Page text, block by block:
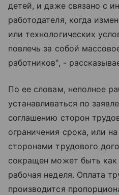
детей, и даже связано с
работодателя, когда
или технологических
повлечь за собой
работников", -
По ее словам, неполное
устанавливаться по
соглашению сторон
ограничения срока, или
сторонами трудового
сокращен может быть как
рабочая неделя. Оплата
производится